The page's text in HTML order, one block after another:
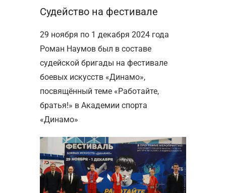
Судейство на фестивале
29 ноября по 1 декабря 2024 года
Роман Наумов был в составе
судейской бригады на фестивале
боевых искусств «Динамо»,
посвящённый теме «Работайте,
братья!» в Академии спорта
«Динамо»